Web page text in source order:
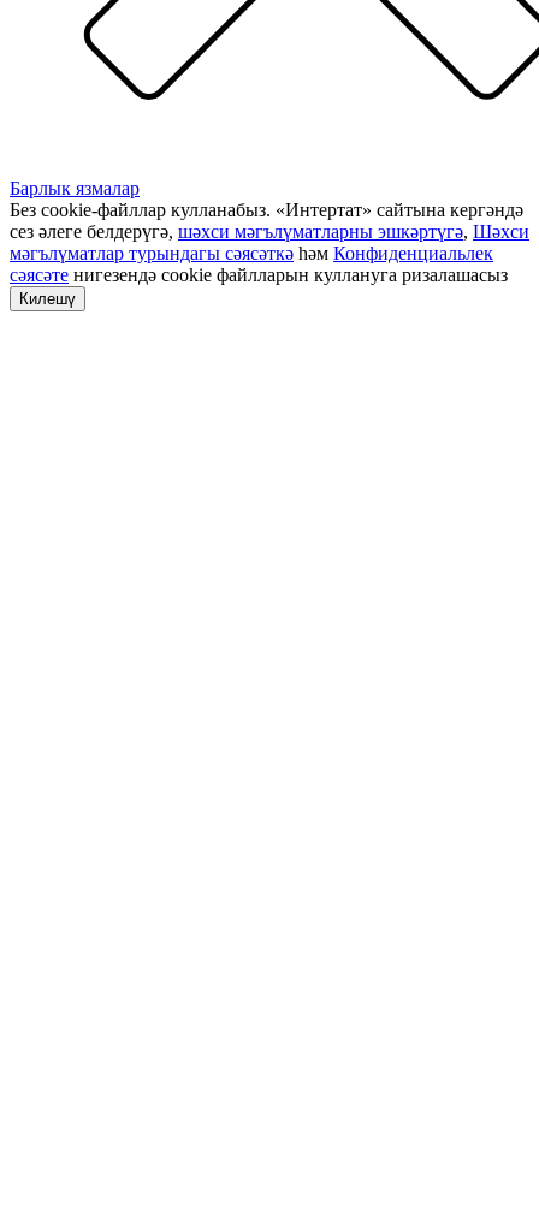
Барлык язмалар
Без cookie-файллар кулланабыз. «Интертат» сайтына кергәндә
сез әлеге белдерүгә, шәхси мәгълүматларны эшкәртүгә, Шәхси
мәгълүматлар турындагы сәясәткә һәм Конфиденциальлек
сәясәте нигезендә cookie файлларын куллануга ризалашасыз
Килешү